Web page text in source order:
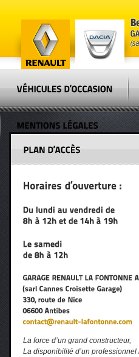
La force d’un grand constructeur,
La disponibilité d’un professionnel